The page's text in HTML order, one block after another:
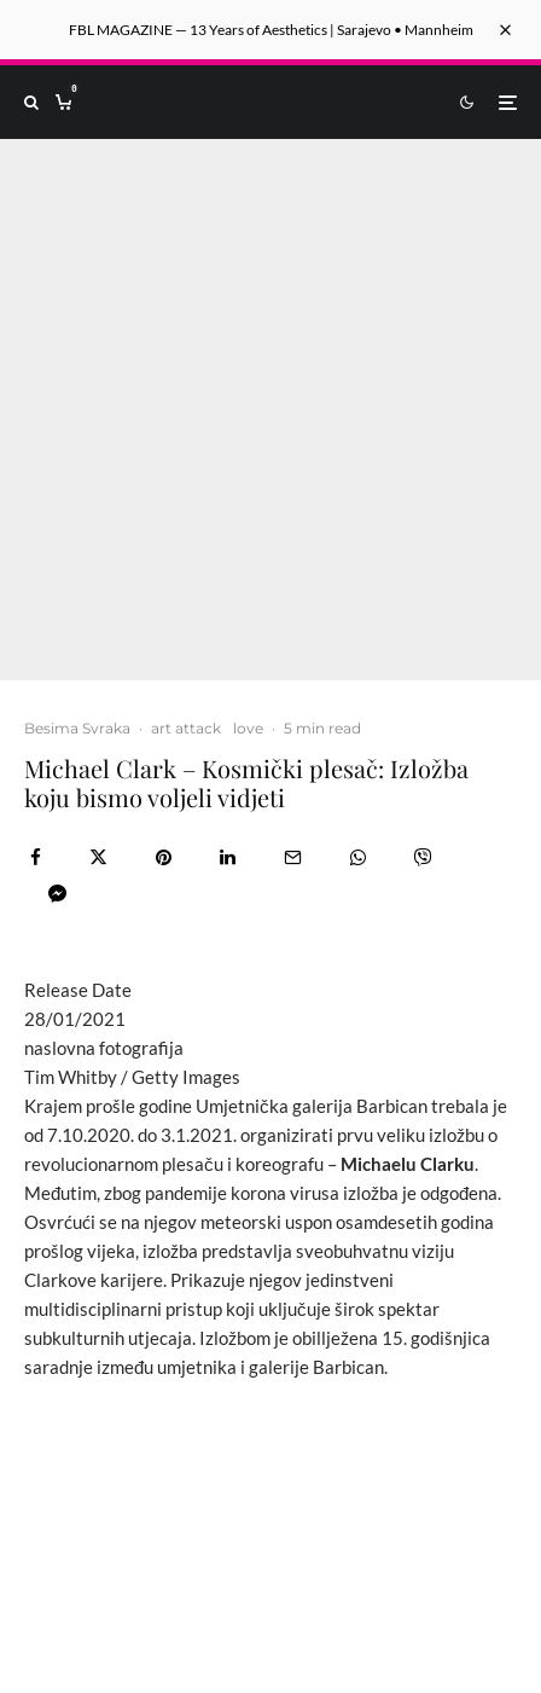
FBL MAGAZINE — 13 Years of Aesthetics | Sarajevo • Mannheim
0
Besima Svraka · art attack love · 5 min read
Michael Clark – Kosmički plesač: Izložba
koju bismo voljeli vidjeti
Release Date
28/01/2021
naslovna fotografija
Tim Whitby / Getty Images
Krajem prošle godine Umjetnička galerija Barbican trebala je
od 7.10.2020. do 3.1.2021. organizirati prvu veliku izložbu o
revolucionarnom plesaču i koreografu – Michaelu Clarku.
Međutim, zbog pandemije korona virusa izložba je odgođena.
Osvrćući se na njegov meteorski uspon osamdesetih godina
prošlog vijeka, izložba predstavlja sveobuhvatnu viziju
Clarkove karijere. Prikazuje njegov jedinstveni
multidisciplinarni pristup koji uključuje širok spektar
subkulturnih utjecaja. Izložbom je obillježena 15. godišnjica
saradnje između umjetnika i galerije Barbican.